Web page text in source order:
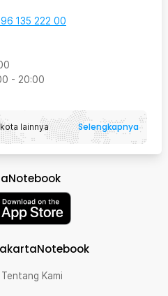
135 222 00
- 20:00
lainnya Selengkapnya
Tentang Kami